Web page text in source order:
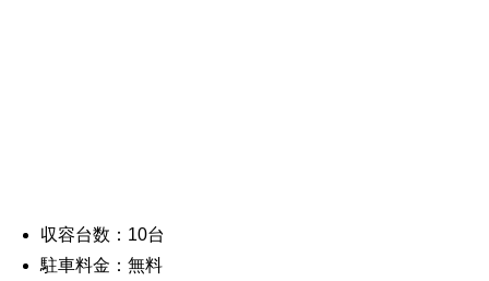
収容台数：10台
駐車料金：無料